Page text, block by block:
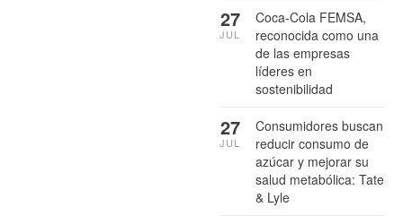
Coca-Cola FEMSA,
reconocida como una
de las empresas
líderes en
sostenibilidad
27
JUL
Consumidores buscan
reducir consumo de
azúcar y mejorar su
salud metabólica: Tate
& Lyle
27
JUL